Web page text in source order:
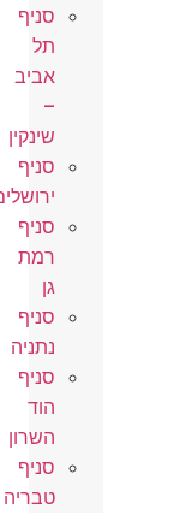
סניף
תל
אביב
–
שינקין
סניף
סניף
רמת
גן
סניף
נתניה
סניף
הוד
השרון
סניף
טבריה